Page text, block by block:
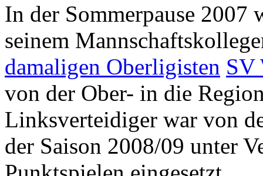
In der Sommerpause 2007
seinem
damaligen Oberligisten SV
von der Ober- in die
Linksverteidiger war von
der Saison 2008/09 unter